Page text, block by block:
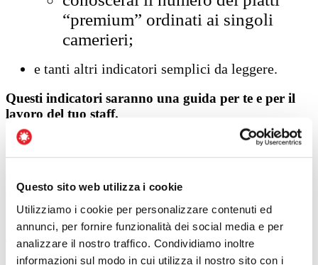
Questo sito web utilizza i cookie
Utilizziamo i cookie per personalizzare contenuti ed
annunci, per fornire funzionalità dei social media e per
analizzare il nostro traffico. Condividiamo inoltre
informazioni sul modo in cui utilizza il nostro sito con i
“premium” ordinati ai singoli
camerieri;
e tanti altri indicatori semplici da leggere.
Questi indicatori saranno una guida per te e per il
lavoro del tuo staff.
Ed ecco che, alla fine del corso Camerieri Venditori, in
assomiglierà un po’ di più a Brad Pitt.
Ma soprattutto ti accorgerai che, nel viaggio di ritorno a casa,
team continuerà a parlare delle novità che ha sentito, dei nuovi
comportamenti che già dall’indomani inizierà a mettere in